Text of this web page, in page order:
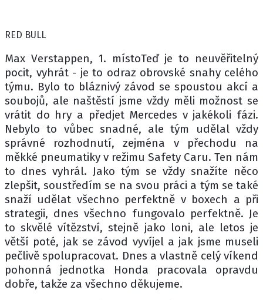
RED BULL
Max Verstappen, 1. místoTeď je to neuvěřitelný
pocit, vyhrát - je to odraz obrovské snahy celého
týmu. Bylo to bláznivý závod se spoustou akcí a
soubojů, ale naštěstí jsme vždy měli možnost se
vrátit do hry a předjet Mercedes v jakékoli fázi.
Nebylo to vůbec snadné, ale tým udělal vždy
správné rozhodnutí, zejména v přechodu na
měkké pneumatiky v režimu Safety Caru. Ten nám
to dnes vyhrál. Jako tým se vždy snažíte něco
zlepšit, soustředím se na svou práci a tým se také
snaží udělat všechno perfektně v boxech a při
strategii, dnes všechno fungovalo perfektně. Je
to skvělé vítězství, stejně jako loni, ale letos je
větší poté, jak se závod vyvíjel a jak jsme museli
pečlivě spolupracovat. Dnes a vlastně celý víkend
pohonná jednotka Honda pracovala opravdu
dobře, takže za všechno děkujeme.